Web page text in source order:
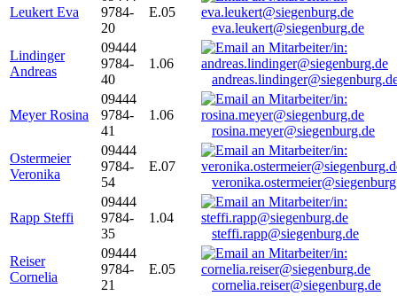
Leukert Eva
9784-
20
E.05
eva.leukert@siegenburg.de
Lindinger
Andreas
09444
9784-
40
1.06
Meyer Rosina
09444
9784-
41
1.06
rosina.meyer@siegenburg.de
Ostermeier
Veronika
09444
9784-
54
E.07
Rapp Steffi
09444
9784-
35
1.04
steffi.rapp@siegenburg.de
Reiser
Cornelia
09444
9784-
21
E.05
cornelia.reiser@siegenburg.de